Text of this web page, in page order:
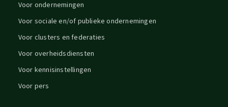
Voor ondernemingen
Voor sociale en/of publieke ondernemingen
Voor clusters en federaties
Voor overheidsdiensten
Voor kennisinstellingen
Voor pers